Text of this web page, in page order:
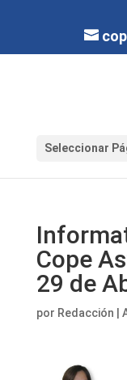
Seleccionar
Cope
29 de
por Redacción